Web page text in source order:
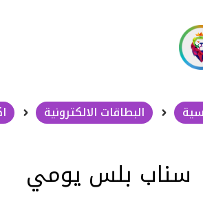
البطاقات الالكترونية
سناب بلس يومي